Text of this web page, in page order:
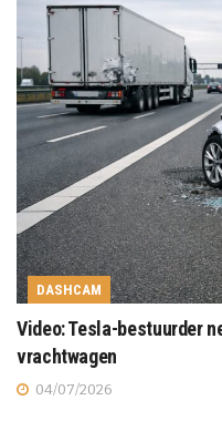
DASHCAM
Video: Tesla-bestuurder
vrachtwagen
04/07/2026